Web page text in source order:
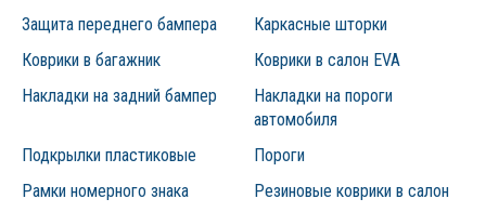
Защита переднего бампера
Каркасные шторки
Коврики в багажник
Коврики в салон EVA
Накладки на задний бампер
Накладки на пороги
автомобиля
Подкрылки пластиковые
Пороги
Рамки номерного знака
Резиновые коврики в салон